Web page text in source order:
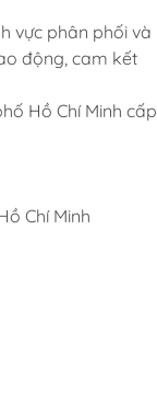
vực phân phối và
động, cam kết
Hồ Chí Minh cấp
Chí Minh